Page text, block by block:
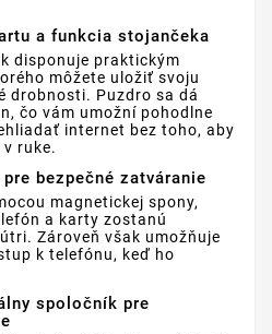
a funkcia stojančeka
disponuje praktickým
môžete uložiť svoju
drobnosti. Puzdro sa dá
čo vám umožní pohodlne
internet bez toho, aby
ruke.
bezpečné zatváranie
magnetickej spony,
a karty zostanú
Zároveň však umožňuje
k telefónu, keď ho
spoločník pre